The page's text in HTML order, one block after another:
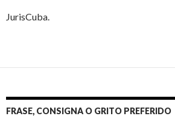
JurisCuba.
FRASE, CONSIGNA O GRITO PREFERIDO